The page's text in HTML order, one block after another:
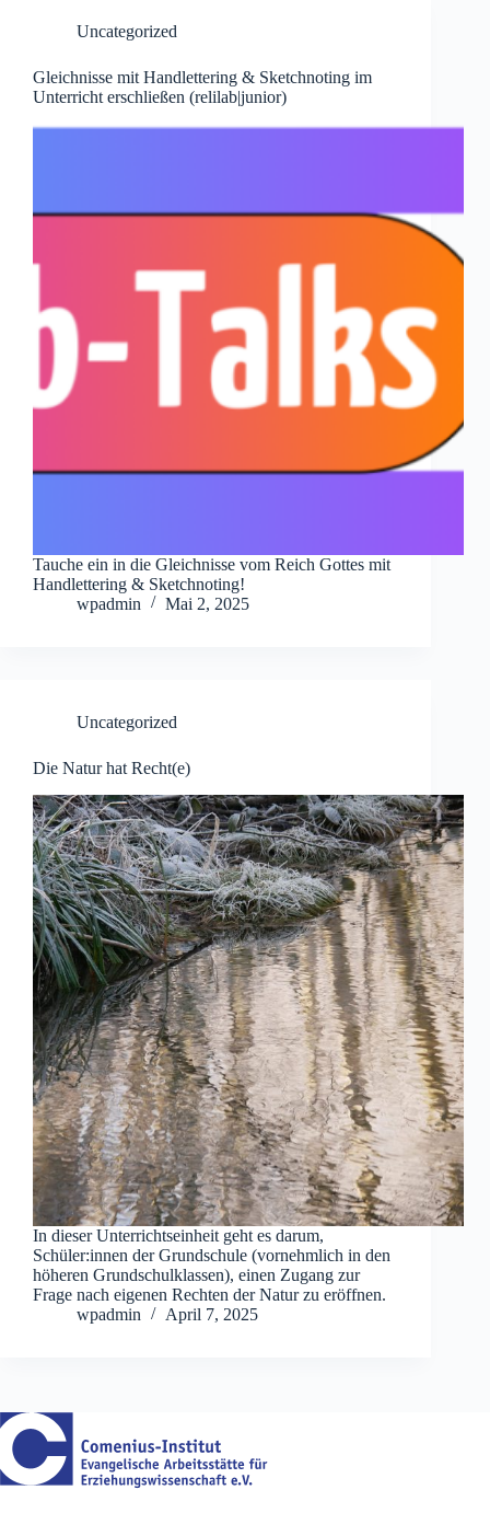
Uncategorized
Gleichnisse mit Handlettering & Sketchnoting im
Unterricht erschließen (relilab|junior)
Tauche ein in die Gleichnisse vom Reich Gottes mit
Handlettering & Sketchnoting!
wpadmin
Mai 2, 2025
Uncategorized
Die Natur hat Recht(e)
In dieser Unterrichtseinheit geht es darum,
Schüler:innen der Grundschule (vornehmlich in den
höheren Grundschulklassen), einen Zugang zur
Frage nach eigenen Rechten der Natur zu eröffnen.
wpadmin
April 7, 2025